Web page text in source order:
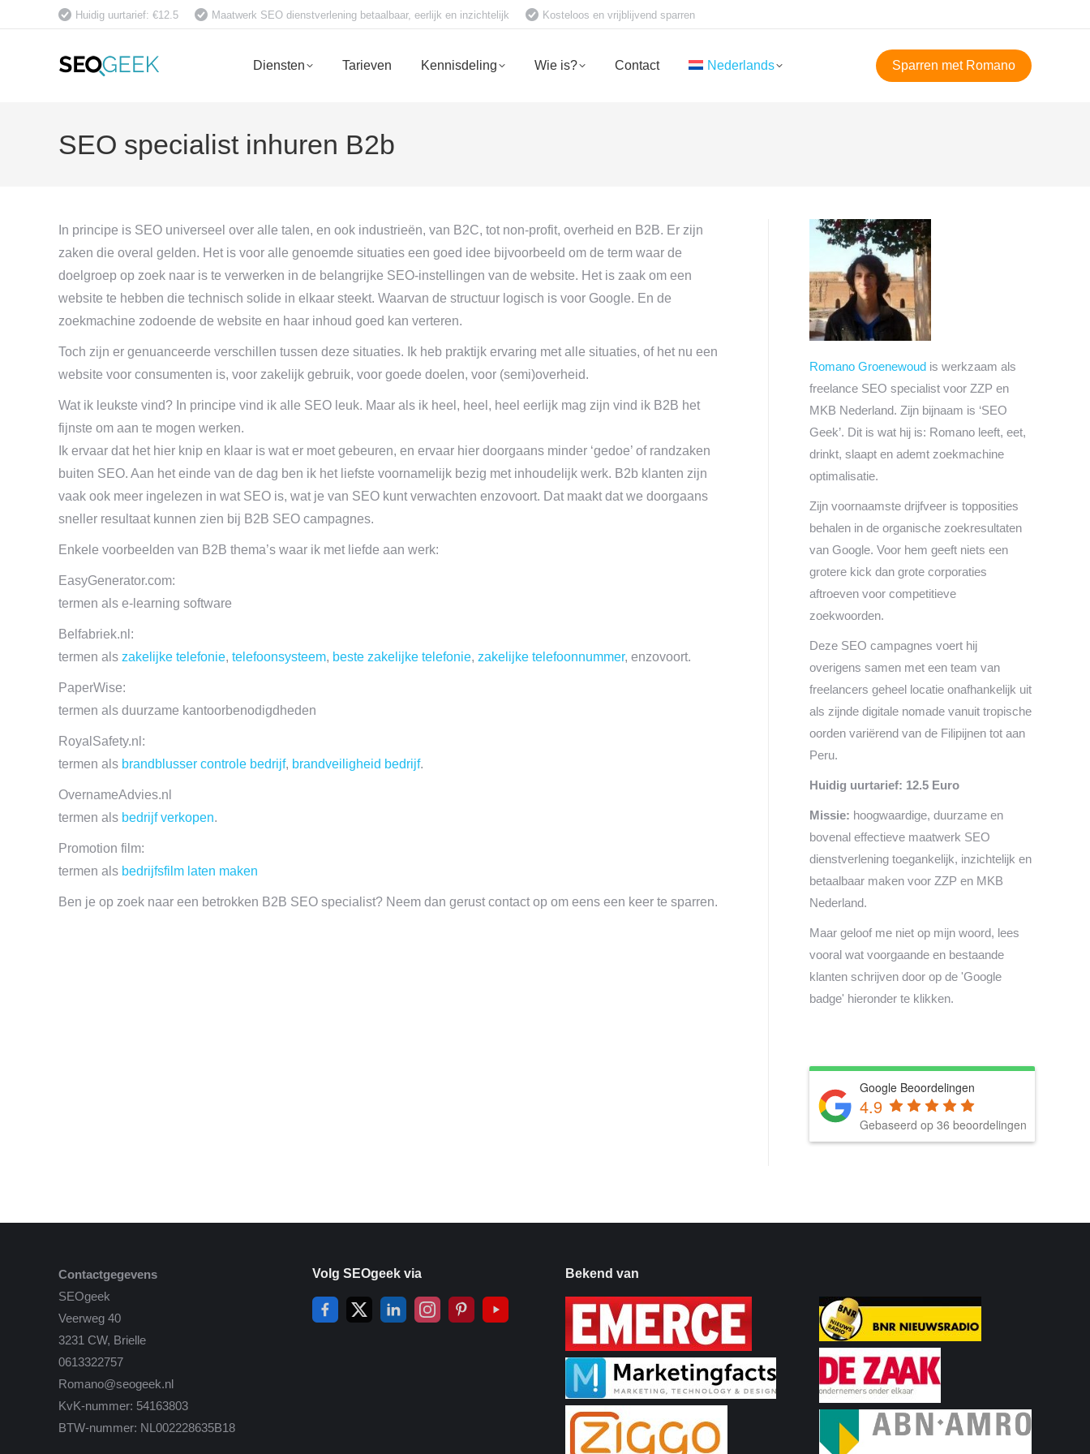
Huidig uurtarief: €12.5 Maatwerk SEO dienstverlening betaalbaar, eerlijk en inzichtelijk Kosteloos en vrijblijvend sparren
Diensten Tarieven Kennisdeling Wie is? Contact Nederlands Sparren met Romano
SEO specialist inhuren B2b
In principe is SEO universeel over alle talen, en ook industrieën, van B2C, tot non-profit, overheid en B2B. Er zijn
zaken die overal gelden. Het is voor alle genoemde situaties een goed idee bijvoorbeeld om de term waar de
doelgroep op zoek naar is te verwerken in de belangrijke SEO-instellingen van de website. Het is zaak om een
website te hebben die technisch solide in elkaar steekt. Waarvan de structuur logisch is voor Google. En de
zoekmachine zodoende de website en haar inhoud goed kan verteren.
Toch zijn er genuanceerde verschillen tussen deze situaties. Ik heb praktijk ervaring met alle situaties, of het nu een
website voor consumenten is, voor zakelijk gebruik, voor goede doelen, voor (semi)overheid.
Wat ik leukste vind? In principe vind ik alle SEO leuk. Maar als ik heel, heel, heel eerlijk mag zijn vind ik B2B het
fijnste om aan te mogen werken.
Ik ervaar dat het hier knip en klaar is wat er moet gebeuren, en ervaar hier doorgaans minder ‘gedoe’ of randzaken
buiten SEO. Aan het einde van de dag ben ik het liefste voornamelijk bezig met inhoudelijk werk. B2b klanten zijn
vaak ook meer ingelezen in wat SEO is, wat je van SEO kunt verwachten enzovoort. Dat maakt dat we doorgaans
sneller resultaat kunnen zien bij B2B SEO campagnes.
Enkele voorbeelden van B2B thema’s waar ik met liefde aan werk:
EasyGenerator.com:
termen als e-learning software
Belfabriek.nl:
termen als zakelijke telefonie, telefoonsysteem, beste zakelijke telefonie, zakelijke telefoonnummer, enzovoort.
PaperWise:
termen als duurzame kantoorbenodigdheden
RoyalSafety.nl:
termen als brandblusser controle bedrijf, brandveiligheid bedrijf.
OvernameAdvies.nl
termen als bedrijf verkopen.
Promotion film:
termen als bedrijfsfilm laten maken
Ben je op zoek naar een betrokken B2B SEO specialist? Neem dan gerust contact op om eens een keer te sparren.
Romano Groenewoud is werkzaam als
freelance SEO specialist voor ZZP en
MKB Nederland. Zijn bijnaam is ‘SEO
Geek’. Dit is wat hij is: Romano leeft, eet,
drinkt, slaapt en ademt zoekmachine
optimalisatie.
Zijn voornaamste drijfveer is topposities
behalen in de organische zoekresultaten
van Google. Voor hem geeft niets een
grotere kick dan grote corporaties
aftroeven voor competitieve
zoekwoorden.
Deze SEO campagnes voert hij
overigens samen met een team van
freelancers geheel locatie onafhankelijk uit
als zijnde digitale nomade vanuit tropische
oorden variërend van de Filipijnen tot aan
Peru.
Huidig uurtarief: 12.5 Euro
Missie: hoogwaardige, duurzame en
bovenal effectieve maatwerk SEO
dienstverlening toegankelijk, inzichtelijk en
betaalbaar maken voor ZZP en MKB
Nederland.
Maar geloof me niet op mijn woord, lees
vooral wat voorgaande en bestaande
klanten schrijven door op de 'Google
badge' hieronder te klikken.
Google Beoordelingen
4.9
Gebaseerd op 36 beoordelingen
Contactgegevens
SEOgeek
Veerweg 40
3231 CW, Brielle
0613322757
Romano@seogeek.nl
KvK-nummer: 54163803
BTW-nummer: NL002228635B18
Volg SEOgeek via Bekend van